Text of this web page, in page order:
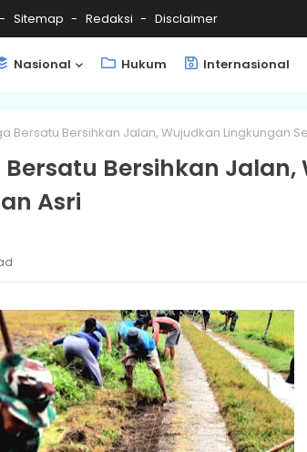
Sitemap Redaksi Disclaimer
Nasional Hukum Internasional
Bersatu Bersihkan Jalan, Wujudkan Lingkungan
Bersihkan Jalan,
Asri